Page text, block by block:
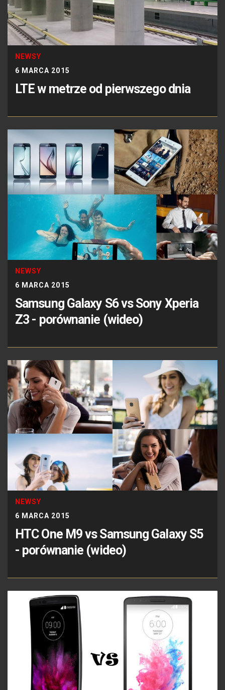
NEWSY
6 MARCA 2015
LTE w metrze od pierwszego dnia
NEWSY
6 MARCA 2015
Samsung Galaxy S6 vs Sony Xperia
Z3 - porównanie (wideo)
NEWSY
6 MARCA 2015
HTC One M9 vs Samsung Galaxy S5
- porównanie (wideo)